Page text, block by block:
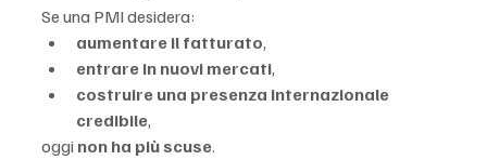
Se una PMI desidera:
aumentare il fatturato,
entrare in nuovi mercati,
costruire una presenza internazionale
credibile,
oggi non ha più scuse.